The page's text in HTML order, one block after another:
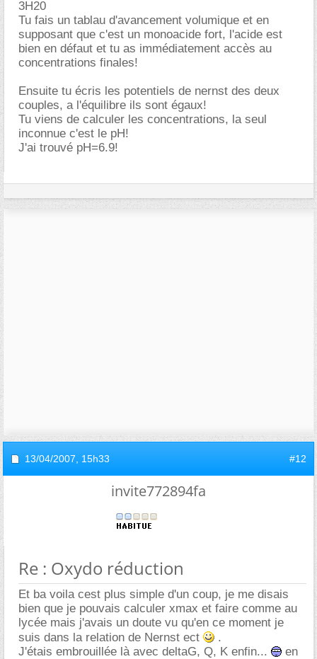
3H20
Tu fais un tablau d'avancement volumique et en
supposant que c'est un monoacide fort, l'acide est
bien en défaut et tu as immédiatement accès au
concentrations finales!
Ensuite tu écris les potentiels de nernst des deux
couples, a l'équilibre ils sont égaux!
Tu viens de calculer les concentrations, la seul
inconnue c'est le pH!
J'ai trouvé pH=6.9!
13/04/2007, 15h33 #12
invite772894fa
Re : Oxydo réduction
Et ba voila cest plus simple d'un coup, je me disais
bien que je pouvais calculer xmax et faire comme au
lycée mais j'avais un doute vu qu'en ce moment je
suis dans la relation de Nernst ect
.
J'étais embrouillée là avec deltaG, Q, K enfin...
en